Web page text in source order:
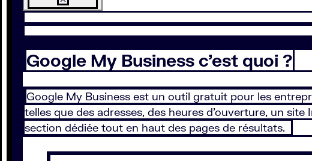
Google My Business c’est quoi ?
Google My Business est un outil gratuit pour les
telles que des adresses, des heures d’ouverture, un
section dédiée tout en haut des pages de résultats.